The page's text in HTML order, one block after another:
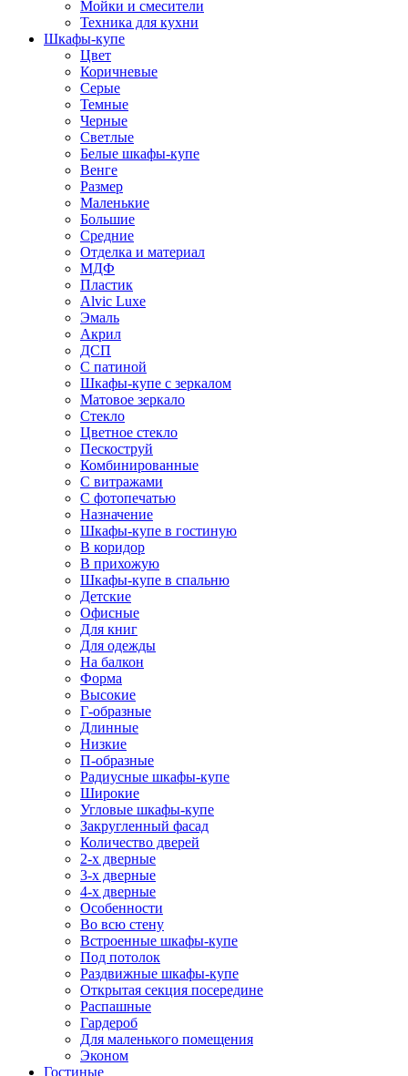
Мойки и смесители
Техника для кухни
Шкафы-купе
Цвет
Коричневые
Серые
Темные
Черные
Светлые
Белые шкафы-купе
Венге
Размер
Маленькие
Большие
Средние
Отделка и материал
МДФ
Пластик
Alvic Luxe
Эмаль
Акрил
ДСП
С патиной
Шкафы-купе с зеркалом
Матовое зеркало
Стекло
Цветное стекло
Пескоструй
Комбинированные
С витражами
С фотопечатью
Назначение
Шкафы-купе в гостиную
В коридор
В прихожую
Шкафы-купе в спальню
Детские
Офисные
Для книг
Для одежды
На балкон
Форма
Высокие
Г-образные
Длинные
Низкие
П-образные
Радиусные шкафы-купе
Широкие
Угловые шкафы-купе
Закругленный фасад
Количество дверей
2-х дверные
3-х дверные
4-х дверные
Особенности
Во всю стену
Встроенные шкафы-купе
Под потолок
Раздвижные шкафы-купе
Открытая секция посередине
Распашные
Гардероб
Для маленького помещения
Эконом
Гостиные